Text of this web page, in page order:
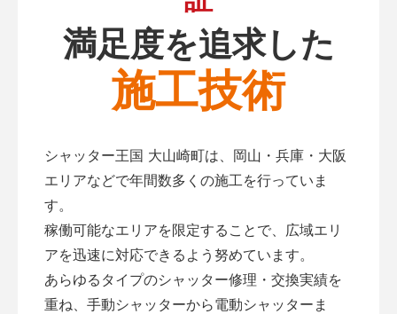
満足度を追求した
施工技術
シャッター王国 大山崎町は、岡山・兵庫・大阪
エリアなどで年間数多くの施工を行っていま
す。
稼働可能なエリアを限定することで、広域エリ
アを迅速に対応できるよう努めています。
あらゆるタイプのシャッター修理・交換実績を
重ね、手動シャッターから電動シャッターま